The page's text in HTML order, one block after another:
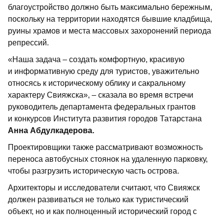
благоустройство должно быть максимально бережным,
поскольку на территории находятся бывшие кладбища,
руины храмов и места массовых захоронений периода
репрессий.
«Наша задача – создать комфортную, красивую
и информативную среду для туристов, уважительно
относясь к историческому облику и сакральному
характеру Свияжска», – сказала во время встречи
руководитель департамента федеральных грантов
и конкурсов Института развития городов Татарстана
Анна Абдулкадерова.
Проектировщики также рассматривают возможность
переноса автобусных стоянок на удаленную парковку,
чтобы разгрузить историческую часть острова.
Архитекторы и исследователи считают, что Свияжск
должен развиваться не только как туристический
объект, но и как полноценный исторический город с